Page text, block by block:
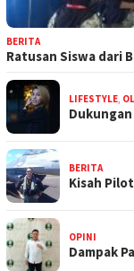
BERITA
Ratusan Siswa dari
LIFESTYLE,
BERITA
Kisah
OPINI
Dampak